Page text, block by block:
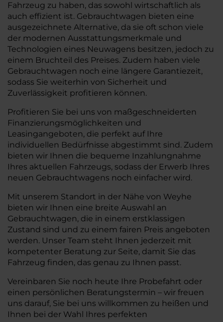
Fahrzeug zu haben, das sowohl wirtschaftlich als
auch effizient ist. Gebrauchtwagen bieten eine
ausgezeichnete Alternative, da sie oft schon viele
der modernen Ausstattungsmerkmale und
Technologien eines Neuwagens besitzen, jedoch zu
einem Bruchteil des Preises. Zudem haben viele
Gebrauchtwagen noch eine längere Garantiezeit,
sodass Sie weiterhin von Sicherheit und
Zuverlässigkeit profitieren können.
Profitieren Sie bei uns von maßgeschneiderten
Finanzierungsmöglichkeiten und
Leasingangeboten, die perfekt auf Ihre
individuellen Bedürfnisse abgestimmt sind. Zudem
bieten wir Ihnen die bequeme Inzahlungnahme
Ihres aktuellen Fahrzeugs, sodass der Erwerb Ihres
neuen Gebrauchtwagens noch einfacher wird.
Mit unserem Standort in der Nähe von Weyhe
bieten wir Ihnen eine breite Auswahl an
Gebrauchtwagen, die in einem erstklassigen
Zustand sind und zu einem fairen Preis angeboten
werden. Unser Team steht Ihnen jederzeit mit
kompetenter Beratung zur Seite, damit Sie das
Fahrzeug finden, das genau zu Ihnen passt.
Vereinbaren Sie noch heute Ihre Probefahrt oder
einen persönlichen Beratungstermin – wir freuen
uns darauf, Sie bei uns willkommen zu heißen und
Ihnen bei der Wahl Ihres perfekten